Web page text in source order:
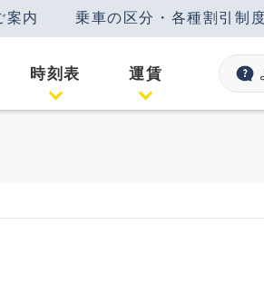
案内 乗車の区分・各種割引制
時刻表 運賃